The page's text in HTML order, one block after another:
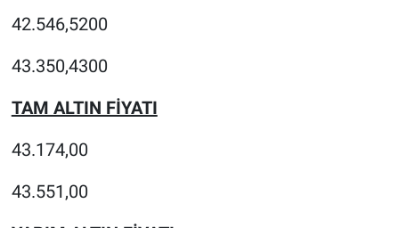
42.546,5200
43.350,4300
TAM ALTIN FİYATI
43.174,00
43.551,00